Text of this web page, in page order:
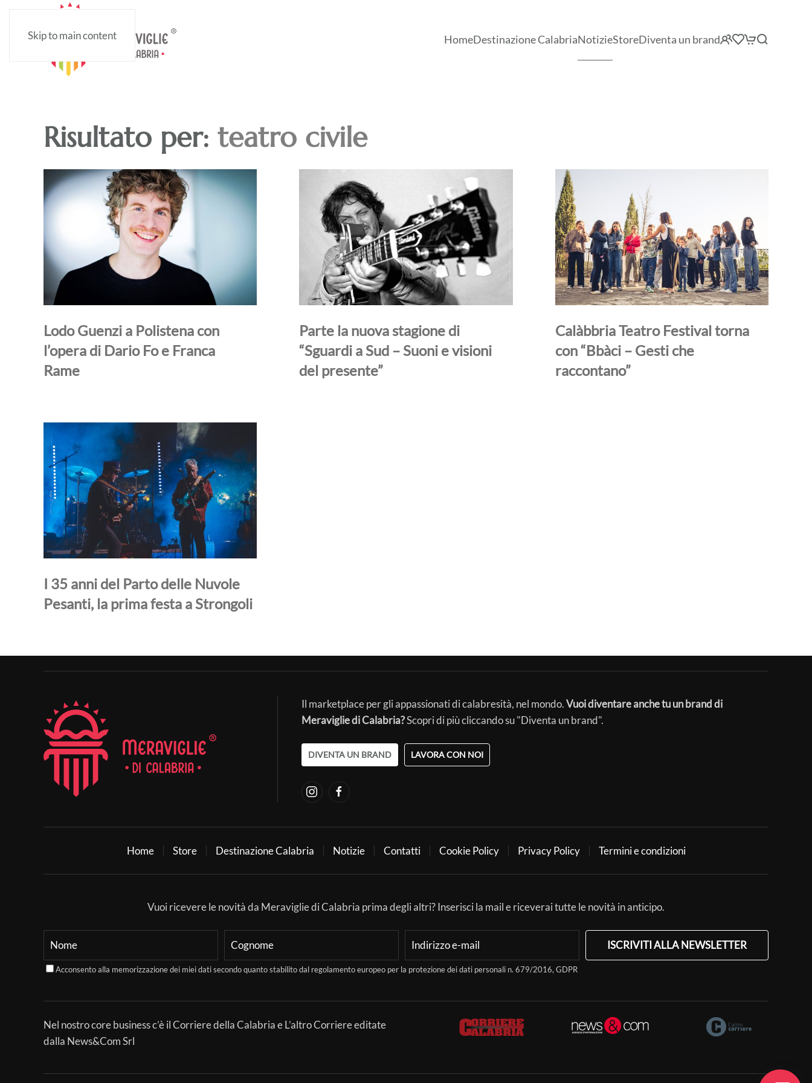
Skip to main content HomeDestinazione CalabriaNotizieStoreDiventa un brand
Risultato per: teatro civile
Lodo Guenzi a Polistena con
l’opera di Dario Fo e Franca
Rame
Parte la nuova stagione di
“Sguardi a Sud – Suoni e visioni
del presente”
Calàbbria Teatro Festival torna
con “Bbàci – Gesti che
raccontano”
I 35 anni del Parto delle Nuvole
Pesanti, la prima festa a Strongoli
Il marketplace per gli appassionati di calabresità, nel mondo.Vuoi diventare anche tu un brand di
Meraviglie di Calabria?Scopri di più cliccando su "Diventa un brand".
DIVENTA UN BRAND LAVORA CON NOI
Home Store Destinazione Calabria Notizie Contatti Cookie Policy Privacy Policy Termini e condizioni
Vuoi ricevere le novità da Meraviglie di Calabria prima degli altri? Inserisci la mail e riceverai tutte le novità in anticipo.
ISCRIVITI ALLA NEWSLETTER
Acconsento alla memorizzazione dei miei dati secondo quanto stabilito dal regolamento europeo per la protezione dei dati personali n. 679/2016, GDPR
Nel nostro core business c’è il Corriere della Calabria e L’altro Corriere editate
dalla News&Com Srl